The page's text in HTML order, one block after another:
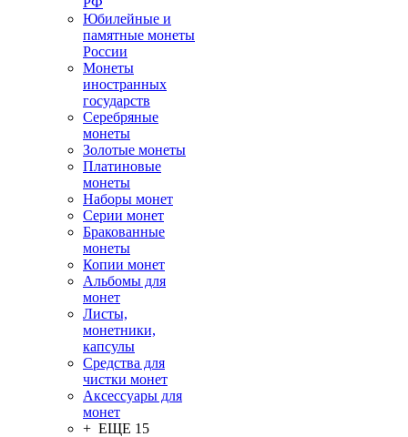
Юбилейные и
памятные монеты
России
Монеты
иностранных
государств
Серебряные
монеты
Золотые монеты
Платиновые
монеты
Наборы монет
Серии монет
Бракованные
монеты
Копии монет
Альбомы для
монет
Листы,
монетники,
капсулы
Средства для
чистки монет
Аксессуары для
монет
+ ЕЩЕ 15